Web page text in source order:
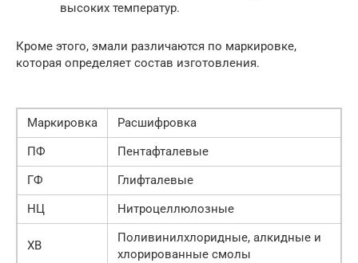
высоких температур.
Кроме этого, эмали различаются по маркировке,
которая определяет состав изготовления.
Маркировка
Расшифровка
ПФ
Пентафталевые
ГФ
Глифталевые
НЦ
Нитроцеллюлозные
ХВ
Поливинилхлоридные, алкидные и
хлорированные смолы